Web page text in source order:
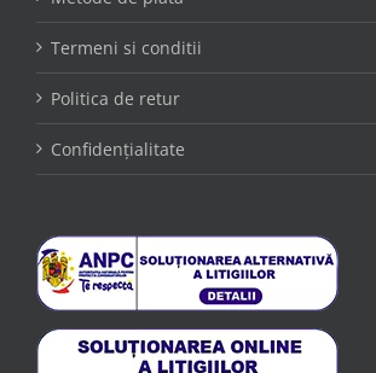
Termeni si conditii
Politica de retur
Confidențialitate